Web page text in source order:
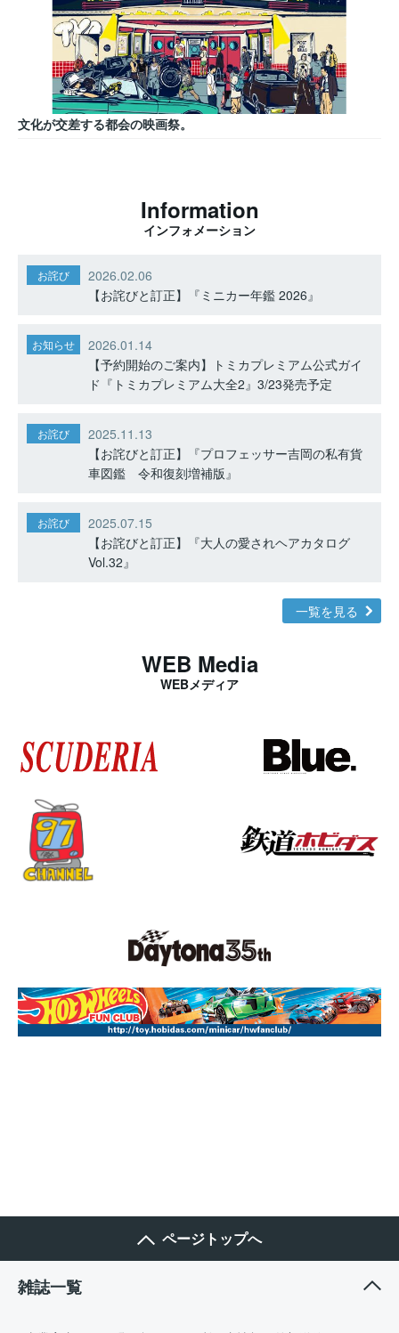
文化が交差する都会の映画祭。
Information
インフォメーション
お詫び
2026.02.06
【お詫びと訂正】『ミニカー年鑑 2026』
お知らせ
2026.01.14
【予約開始のご案内】トミカプレミアム公式ガイ
ド『トミカプレミアム大全2』3/23発売予定
お詫び
2025.11.13
【お詫びと訂正】『プロフェッサー吉岡の私有貨
車図鑑 令和復刻増補版』
お詫び
2025.07.15
【お詫びと訂正】『大人の愛されヘアカタログ
Vol.32』
一覧を見る
WEB Media
WEBメディア
ページトップへ
雑誌一覧